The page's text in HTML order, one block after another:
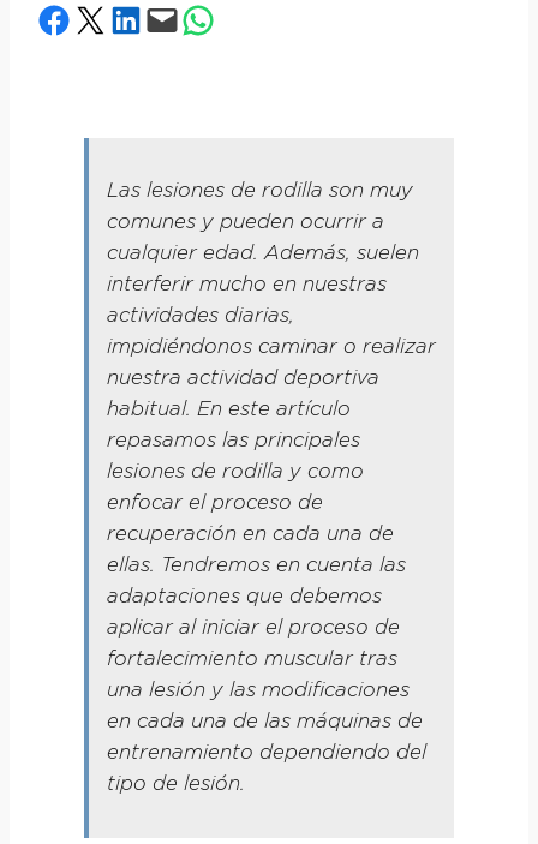
Compartir en Facebook
Compartir en X Compartir en LinkedIn
Envía esta página por correo electrónico
Compartir en WhatsApp
Las lesiones de rodilla son muy
comunes y pueden ocurrir a
cualquier edad. Además, suelen
interferir mucho en nuestras
actividades diarias,
impidiéndonos caminar o realizar
nuestra actividad deportiva
habitual. En este artículo
repasamos las principales
lesiones de rodilla y como
enfocar el proceso de
recuperación en cada una de
ellas. Tendremos en cuenta las
adaptaciones que debemos
aplicar al iniciar el proceso de
fortalecimiento muscular tras
una lesión y las modificaciones
en cada una de las máquinas de
entrenamiento dependiendo del
tipo de lesión.